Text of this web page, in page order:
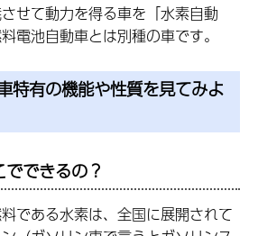
せて動力を得る車を「水素自動
電池自動車とは別種の車です。
特有の機能や性質を見てみよ
できるの？
である水素は、全国に展開されて